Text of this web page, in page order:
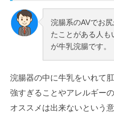
浣腸系のAVでお
たことがある人も
が牛乳浣腸です。
浣腸器の中に牛乳をいれて
強すぎることやアレルギー
オススメは出来ないという